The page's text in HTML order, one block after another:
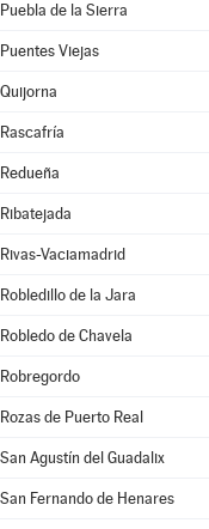
Puebla de la Sierra
Puentes Viejas
Quijorna
Rascafría
Redueña
Ribatejada
Rivas-Vaciamadrid
Robledillo de la Jara
Robledo de Chavela
Robregordo
Rozas de Puerto Real
San Agustín del Guadalix
San Fernando de Henares